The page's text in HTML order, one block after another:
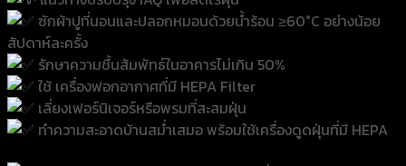
ซักผ้าปูที่นอนและปลอกหมอนด้วยน้ำร้อน ≥60°C อย่างน้อย
สัปดาห์ละครั้ง
รักษาความชื้นสัมพัทธ์ในอาคารไม่เกิน 50%
ใช้ เครื่องฟอกอากาศที่มี HEPA Filter
เลี่ยงเฟอร์นิเจอร์หรือพรมที่สะสมฝุ่น
ทำความสะอาดบ้านสม่ำเสมอ พร้อมใช้เครื่องดูดฝุ่นที่มี HEPA